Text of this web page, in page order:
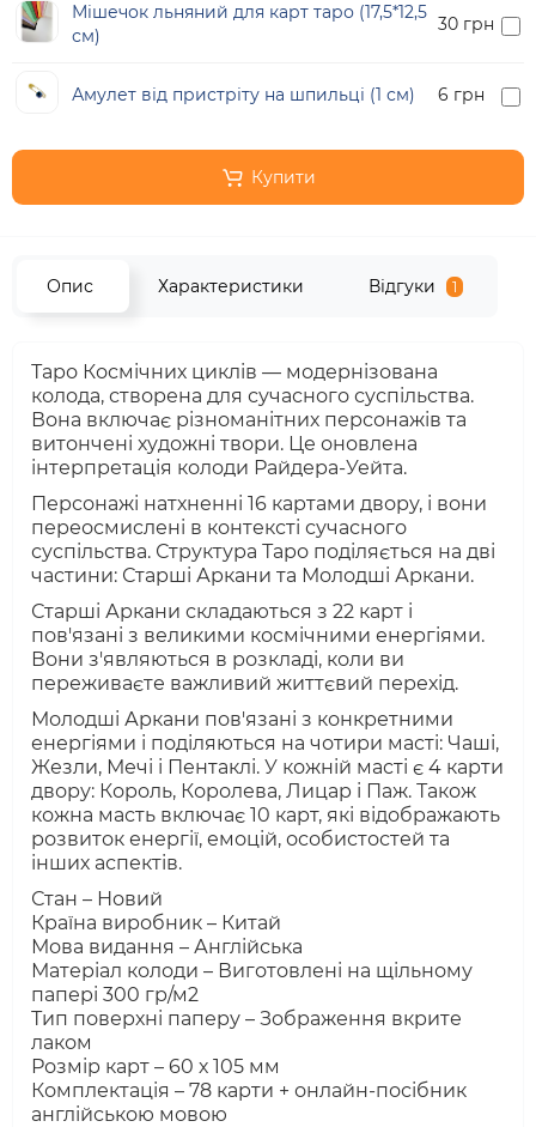
Мішечок льняний для карт таро (17,5*12,5
см)
30 грн
Амулет від пристріту на шпильці (1 см) 6 грн
Купити
Опис Характеристики Відгуки 1
Таро Космічних циклів — модернізована
колода, створена для сучасного суспільства.
Вона включає різноманітних персонажів та
витончені художні твори. Це оновлена
інтерпретація колоди Райдера-Уейта.
Персонажі натхненні 16 картами двору, і вони
переосмислені в контексті сучасного
суспільства. Структура Таро поділяється на дві
частини: Старші Аркани та Молодші Аркани.
Старші Аркани складаються з 22 карт і
пов'язані з великими космічними енергіями.
Вони з'являються в розкладі, коли ви
переживаєте важливий життєвий перехід.
Молодші Аркани пов'язані з конкретними
енергіями і поділяються на чотири масті: Чаші,
Жезли, Мечі і Пентаклі. У кожній масті є 4 карти
двору: Король, Королева, Лицар і Паж. Також
кожна масть включає 10 карт, які відображають
розвиток енергії, емоцій, особистостей та
інших аспектів.
Стан – Новий
Країна виробник – Китай
Мова видання – Англійська
Матеріал колоди – Виготовлені на щільному
папері 300 гр/м2
Тип поверхні паперу – Зображення вкрите
лаком
Розмір карт – 60 х 105 мм
Комплектація – 78 карти + онлайн-посібник
англійською мовою